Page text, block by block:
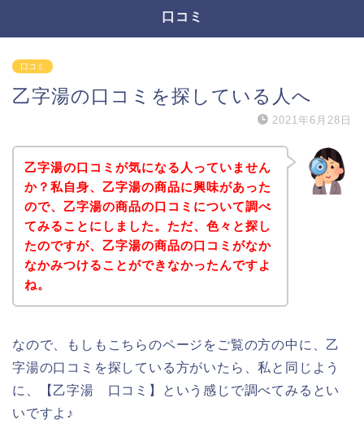
口コミ
口コミ
乙字湯の口コミを探している人へ
2021年6月28日
乙字湯の口コミが気になる人っていません
か？私自身、乙字湯の商品に興味があった
ので、乙字湯の商品の口コミについて調べ
てみることにしました。ただ、色々と探し
たのですが、乙字湯の商品の口コミがなか
なかみつけることができなかったんですよ
ね。
なので、もしもこちらのページをご覧の方の中に、乙
字湯の口コミを探している方がいたら、私と同じよう
に、【乙字湯 口コミ】という感じで調べてみるとい
いですよ♪